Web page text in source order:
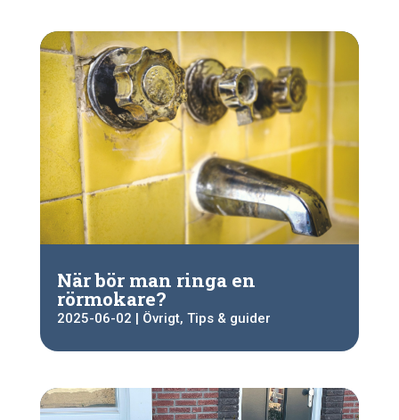
När bör man ringa en
rörmokare?
2025-06-02 | Övrigt, Tips & guider